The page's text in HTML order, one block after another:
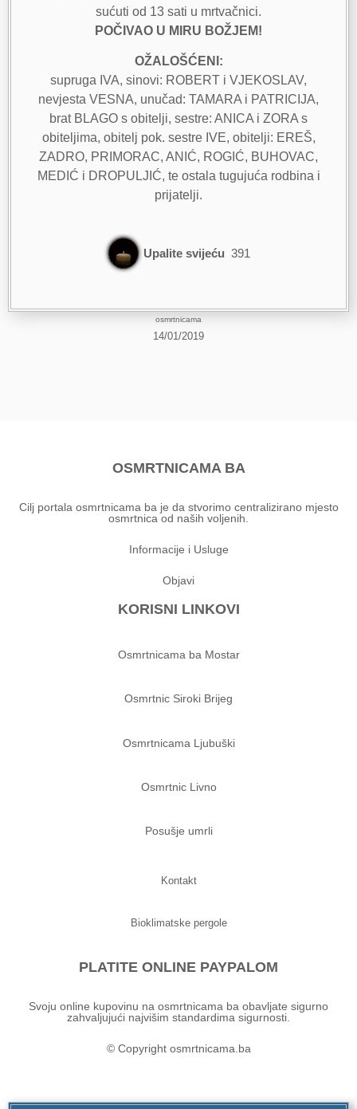
sućuti od 13 sati u mrtvačnici.
POČIVAO U MIRU BOŽJEM!
OŽALOŠĆENI:
supruga IVA, sinovi: ROBERT i VJEKOSLAV,
nevjesta VESNA, unučad: TAMARA i PATRICIJA,
brat BLAGO s obitelji, sestre: ANICA i ZORA s
obiteljima, obitelj pok. sestre IVE, obitelji: EREŠ,
ZADRO, PRIMORAC, ANIĆ, ROGIĆ, BUHOVAC,
MEDIĆ i DROPULJIĆ, te ostala tugujuća rodbina i
prijatelji.
Upalite svijeću 391
osmrtnicama
14/01/2019
OSMRTNICAMA BA
Cilj portala osmrtnicama ba je da stvorimo centralizirano mjesto
osmrtnica od naših voljenih.
Informacije i Usluge
Objavi
KORISNI LINKOVI
Osmrtnicama ba Mostar
Osmrtnic Siroki Brijeg
Osmrtnicama Ljubuški
Osmrtnic Livno
Posušje umrli
Kontakt
Bioklimatske pergole
PLATITE ONLINE PAYPALOM
Svoju online kupovinu na osmrtnicama ba obavljate sigurno
zahvaljujući najvišim standardima sigurnosti.
© Copyright osmrtnicama.ba